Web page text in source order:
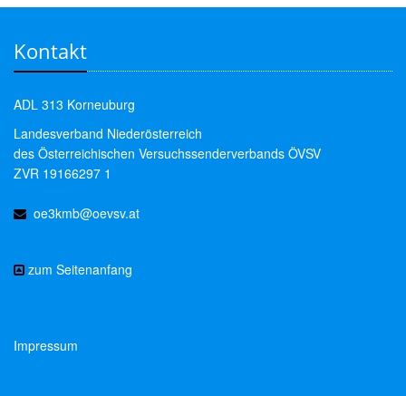
Kontakt
ADL 313 Korneuburg
Landesverband Niederösterreich
des Österreichischen Versuchssenderverbands ÖVSV
ZVR 19166297 1
oe3kmb@oevsv.at
zum Seitenanfang
Impressum